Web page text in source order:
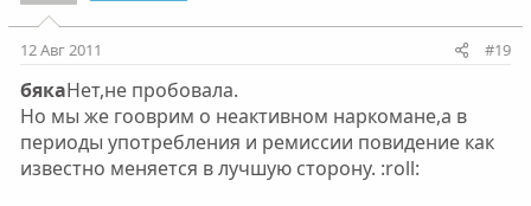
12 Авг 2011 #19
бякаНет,не пробовала.
Но мы же гооврим о неактивном наркомане,а в
периоды употребления и ремиссии повидение как
известно меняется в лучшую сторону. :roll: